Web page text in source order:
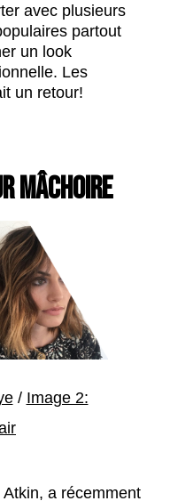
avec plusieurs
partout
un look
Les
un retour!
MÂCHOIRE
/ Image 2:
a récemment